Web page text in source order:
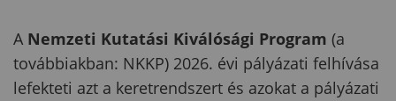
A Nemzeti Kutatási Kiválósági Program (a
továbbiakban: NKKP) 2026. évi pályázati felhívása
lefekteti azt a keretrendszert és azokat a pályázati